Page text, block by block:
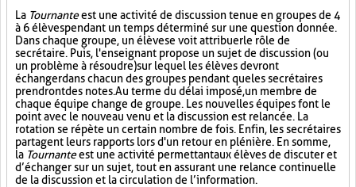
La Tournanteest une activité de discussion tenue en groupes de 4
à 6 élèves pendant un temps déterminé sur une question donnée.
Dans chaque groupe, un élève se voit attribuer le rôle de
secrétaire. Puis, l'enseignant propose un sujet de discussion (ou
un problème à résoudre) sur lequel les élèves devront
échanger dans chacun des groupes pendant que les secrétaires
prendront des notes. Au terme du délai imposé, un membre de
chaque équipe change de groupe. Les nouvelles équipes font le
point avec le nouveau venu et la discussion est relancée. La
rotation se répète un certain nombre de fois. Enfin, les secrétaires
partagent leurs rapports lors d'un retour en plénière. En somme,
la Tournanteest une activité permettant aux élèves de discuter et
d’échanger sur un sujet, tout en assurant une relance continuelle
de la discussion et la circulation de l’information.